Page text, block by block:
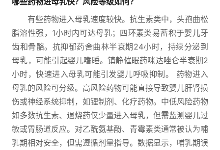
有些药物进入母乳速度较快。抗生素类中，头孢曲松
脂溶性强，1小时内可达母乳；四环素类易蓄积于婴儿牙
齿和骨骼。抗抑郁药舍曲林半衰期24小时，持续分泌到
母乳，可能引起婴儿嗜睡。镇静催眠药咪达唑仑半衰期2
小时，快速进入母乳可能引发婴儿呼吸抑制。 药物进入
母乳的风险可分级。高风险药物可能直接导致婴儿肝肾损
伤或神经系统抑制，如锂制剂、化疗药物。中低风险药物
如多数抗生素、退烧药仅少量进入母乳，但需监测婴儿过
敏或胃肠道反应。对乙酰氨基酚、青霉素类通常被认为哺
乳期相对安全，但需遵循剂量指导。数据显示，哺乳期误